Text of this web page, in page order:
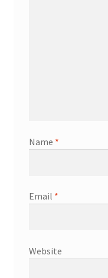
Name *
Email *
Website